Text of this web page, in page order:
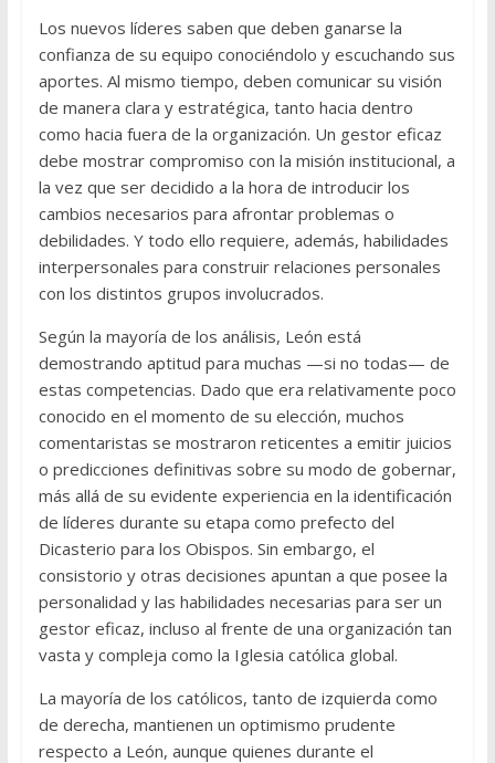
Los nuevos líderes saben que deben ganarse la
confianza de su equipo conociéndolo y escuchando sus
aportes. Al mismo tiempo, deben comunicar su visión
de manera clara y estratégica, tanto hacia dentro
como hacia fuera de la organización. Un gestor eficaz
debe mostrar compromiso con la misión institucional, a
la vez que ser decidido a la hora de introducir los
cambios necesarios para afrontar problemas o
debilidades. Y todo ello requiere, además, habilidades
interpersonales para construir relaciones personales
con los distintos grupos involucrados.
Según la mayoría de los análisis, León está
demostrando aptitud para muchas —si no todas— de
estas competencias. Dado que era relativamente poco
conocido en el momento de su elección, muchos
comentaristas se mostraron reticentes a emitir juicios
o predicciones definitivas sobre su modo de gobernar,
más allá de su evidente experiencia en la identificación
de líderes durante su etapa como prefecto del
Dicasterio para los Obispos. Sin embargo, el
consistorio y otras decisiones apuntan a que posee la
personalidad y las habilidades necesarias para ser un
gestor eficaz, incluso al frente de una organización tan
vasta y compleja como la Iglesia católica global.
La mayoría de los católicos, tanto de izquierda como
de derecha, mantienen un optimismo prudente
respecto a León, aunque quienes durante el